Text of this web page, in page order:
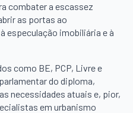
combater a escassez
as portas ao
especulação imobiliária e à
como BE, PCP, Livre e
do diploma,
necessidades atuais e, pior,
em urbanismo